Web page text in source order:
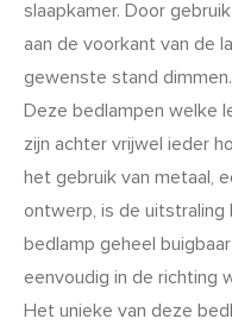
slaapkamer. Door
aan de voorkant van de
gewenste stand dimmen.
Deze bedlampen welke
zijn achter vrijwel ieder
het gebruik van metaal,
ontwerp, is de uitstraling
bedlamp geheel
eenvoudig in de richting
Het unieke van deze